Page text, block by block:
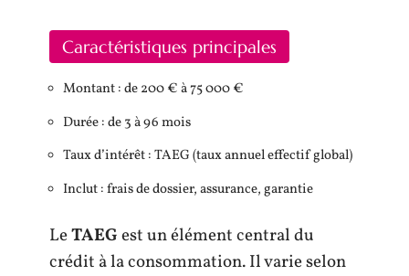
Caractéristiques principales
Montant : de 200 € à 75 000 €
Durée : de 3 à 96 mois
Taux d’intérêt : TAEG (taux annuel effectif global)
Inclut : frais de dossier, assurance, garantie
LeTAEGest un élément central du
crédit à la consommation. Il varie selon